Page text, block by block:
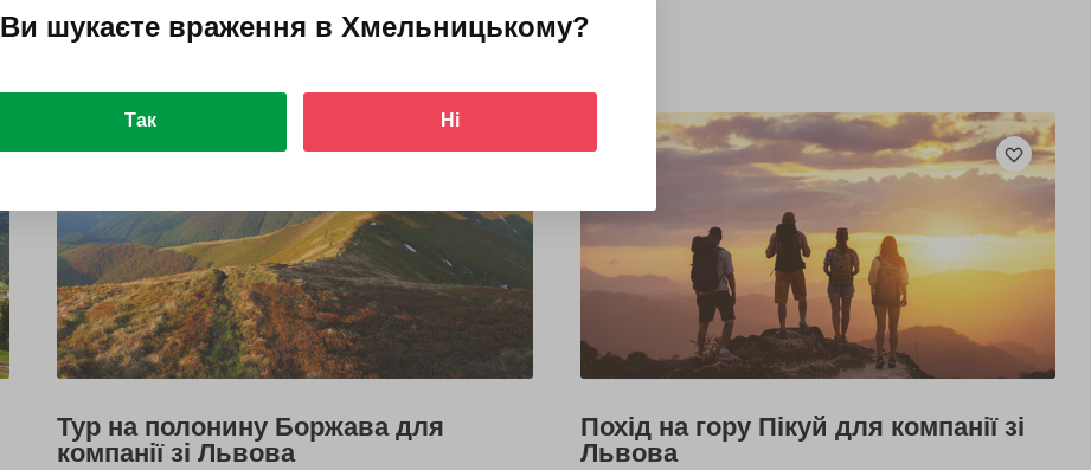
Тур на полонину Боржава для
компанії зі Львова
Похід на гору Пікуй для компанії зі
Львова
Ви шукаєте враження в Хмельницькому?
Так Ні